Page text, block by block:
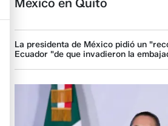
México en Quito
La presidenta de México pidió un
Ecuador "de que invadieron la